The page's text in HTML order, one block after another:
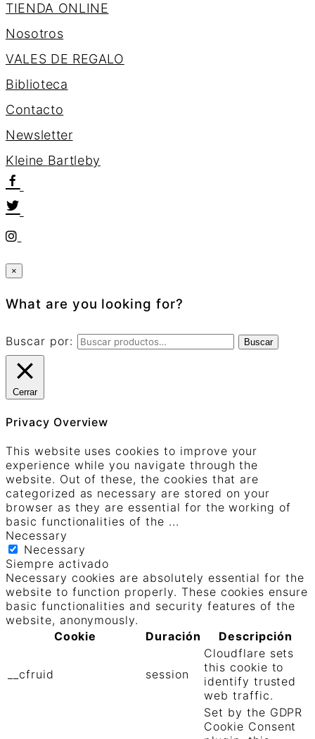
TIENDA ONLINE
Nosotros
VALES DE REGALO
Biblioteca
Contacto
Newsletter
Kleine Bartleby
×
What are you looking for?
Buscar por: Buscar
Cerrar
Privacy Overview
This website uses cookies to improve your
experience while you navigate through the
website. Out of these, the cookies that are
categorized as necessary are stored on your
browser as they are essential for the working of
basic functionalities of the ...
Necessary
Necessary
Siempre activado
Necessary cookies are absolutely essential for the
website to function properly. These cookies ensure
basic functionalities and security features of the
website, anonymously.
Cookie
Duración Descripción
__cfruid session
Cloudflare sets
this cookie to
identify trusted
web traffic.
Set by the GDPR
Cookie Consent